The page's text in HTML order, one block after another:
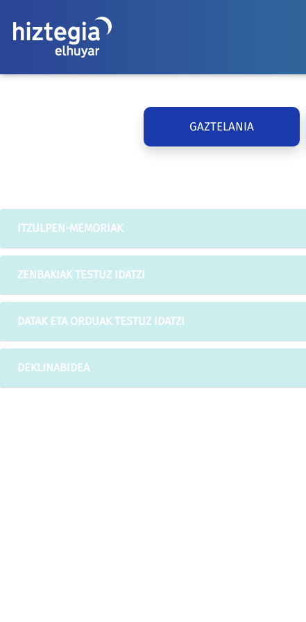
GAZTELANIA
ITZULPEN-MEMORIAK
ZENBAKIAK TESTUZ IDATZI
DATAK ETA ORDUAK TESTUZ IDATZI
DEKLINABIDEA